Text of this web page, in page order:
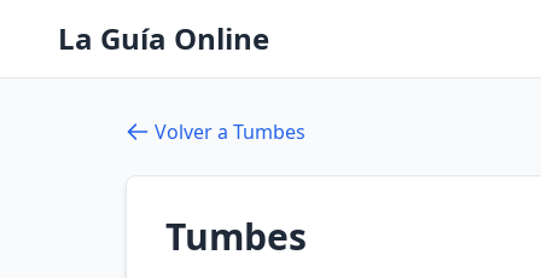
La Guía Online
Volver a Tumbes
Tumbes